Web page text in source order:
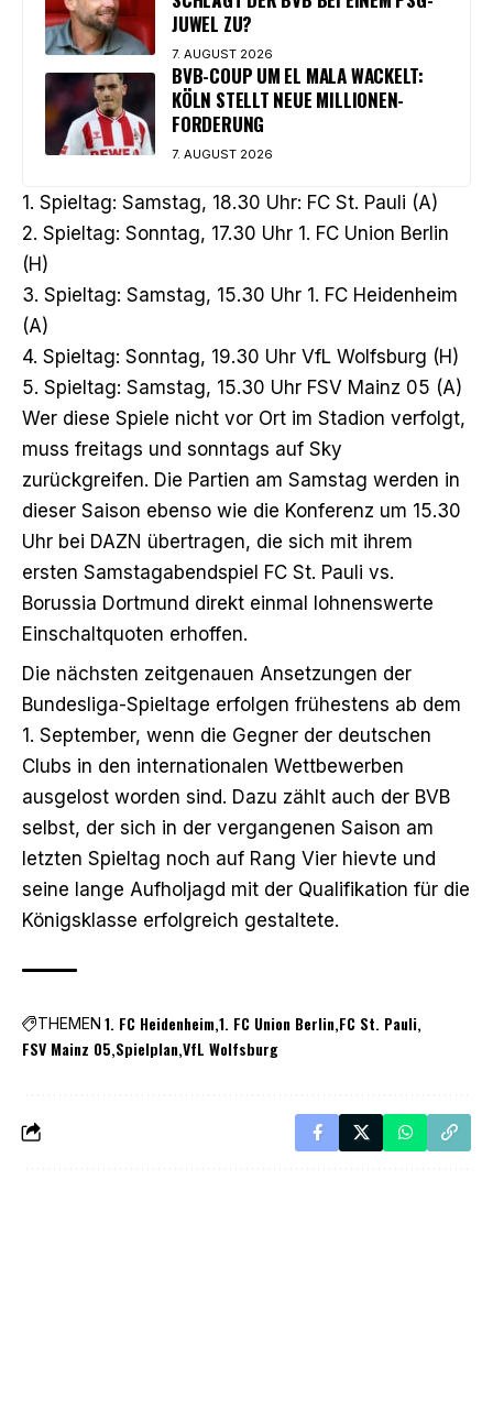
JUWEL ZU?
7. AUGUST 2026
BVB-COUP UM EL MALA WACKELT:
KÖLN STELLT NEUE MILLIONEN-
FORDERUNG
7. AUGUST 2026
1. Spieltag: Samstag, 18.30 Uhr: FC St. Pauli (A)
2. Spieltag: Sonntag, 17.30 Uhr 1. FC Union Berlin
(H)
3. Spieltag: Samstag, 15.30 Uhr 1. FC Heidenheim
(A)
4. Spieltag: Sonntag, 19.30 Uhr VfL Wolfsburg (H)
5. Spieltag: Samstag, 15.30 Uhr FSV Mainz 05 (A)
Wer diese Spiele nicht vor Ort im Stadion verfolgt,
muss freitags und sonntags auf Sky
zurückgreifen. Die Partien am Samstag werden in
dieser Saison ebenso wie die Konferenz um 15.30
Uhr bei DAZN übertragen, die sich mit ihrem
ersten Samstagabendspiel FC St. Pauli vs.
Borussia Dortmund direkt einmal lohnenswerte
Einschaltquoten erhoffen.
Die nächsten zeitgenauen Ansetzungen der
Bundesliga-Spieltage erfolgen frühestens ab dem
1. September, wenn die Gegner der deutschen
Clubs in den internationalen Wettbewerben
ausgelost worden sind. Dazu zählt auch der BVB
selbst, der sich in der vergangenen Saison am
letzten Spieltag noch auf Rang Vier hievte und
seine lange Aufholjagd mit der Qualifikation für die
Königsklasse erfolgreich gestaltete.
THEMEN 1. FC Heidenheim1. FC Union Berlin FC St. Pauli
FSV Mainz 05 SpielplanVfL Wolfsburg